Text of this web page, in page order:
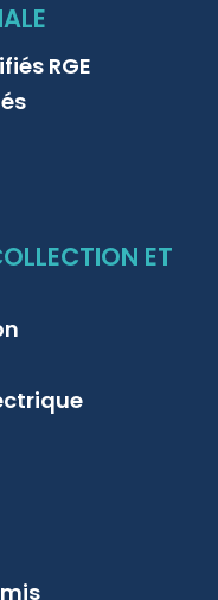
RGE
ET